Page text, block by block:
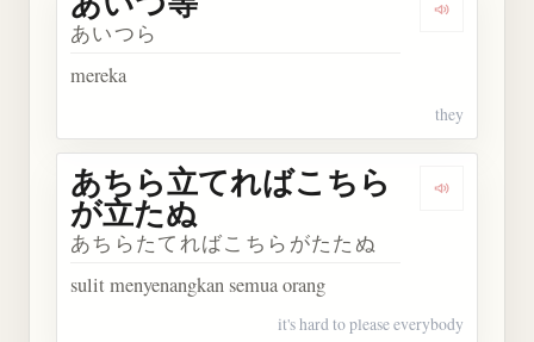
Dengarkan
あいつら
mereka
they
あちら立てればこちら
が立たぬ
あちらたてればこちらがたたぬ
sulit menyenangkan semua orang
it's hard to please everybody